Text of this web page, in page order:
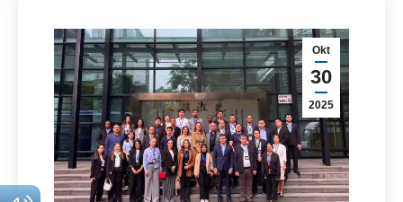
Okt
30
2025